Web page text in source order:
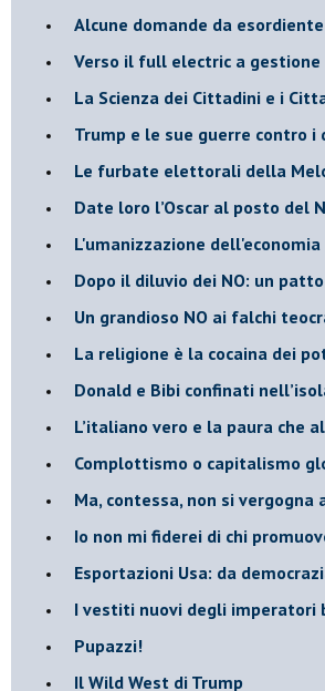
Alcune domande da
Verso il full electric a
​La Scienza dei Cittadini e i
Trump e le sue guerre contro
​Le furbate elettorali della
​Date loro l’Oscar al posto del
L'umanizzazione
​Dopo il diluvio dei NO: un
​Un grandioso NO ai falchi
La religione è la cocaina dei
Donald e Bibi confinati
L’italiano vero e la paura che
​Complottismo o capitalismo
​Ma, contessa, non si vergogna
​Io non mi fiderei di chi
Esportazioni Usa: da
​I vestiti nuovi degli imperatori
​Pupazzi!
​Il Wild West di Trump